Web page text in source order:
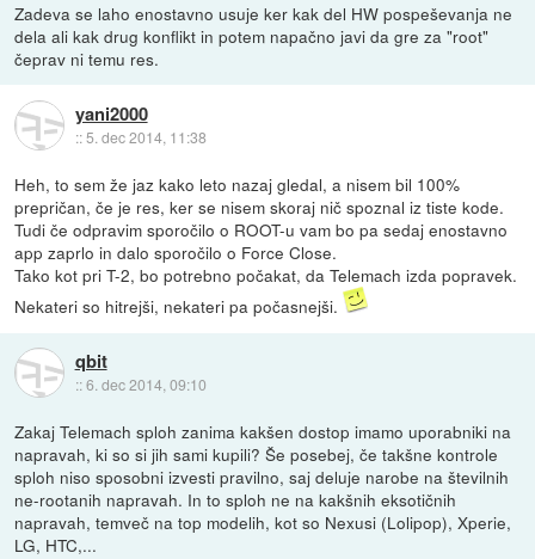
Zadeva se laho enostavno usuje ker kak del HW pospeševanja ne
dela ali kak drug konflikt in potem napačno javi da gre za "root"
čeprav ni temu res.
yani2000
::5. dec 2014, 11:38
Heh, to sem že jaz kako leto nazaj gledal, a nisem bil 100%
prepričan, če je res, ker se nisem skoraj nič spoznal iz tiste kode.
Tudi če odpravim sporočilo o ROOT-u vam bo pa sedaj enostavno
app zaprlo in dalo sporočilo o Force Close.
Tako kot pri T-2, bo potrebno počakat, da Telemach izda popravek.
Nekateri so hitrejši, nekateri pa počasnejši.
qbit
::6. dec 2014, 09:10
Zakaj Telemach sploh zanima kakšen dostop imamo uporabniki na
napravah, ki so si jih sami kupili? Še posebej, če takšne kontrole
sploh niso sposobni izvesti pravilno, saj deluje narobe na številnih
ne-rootanih napravah. In to sploh ne na kakšnih eksotičnih
napravah, temveč na top modelih, kot so Nexusi (Lolipop), Xperie,
LG, HTC,...